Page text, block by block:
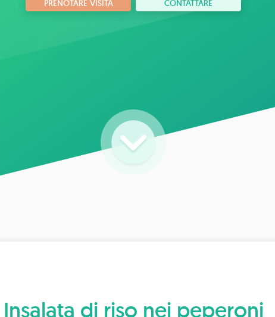
PRENOTARE VISITA CONTATTARE
Insalata di riso nei peperoni